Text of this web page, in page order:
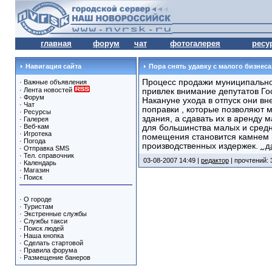
главная форум чат фотогалерея
Навигация сайта
· Важные объявления
· Лента новостей
· Форум
· Чат
· Ресурсы
· Галерея
· Веб-кам
· Игротека
· Погода
· Отправка SMS
· Тел. справочник
· Календарь
· Магазин
· Поиск
· О городе
· Туристам
· Экстренные службы
· Службы такси
· Поиск людей
· Наша кнопка
· Сделать стартовой
· Правила форума
· Размещение банеров
Пора снять удавку с малого бизнеса
Процесс продажи
привлек внимание депутатов
Накануне ухода в отпуск они
поправки , которые позволяют
здания, а сдавать их в аренду
для большинства малых и
помещения становится камнем
производственных издержек.
03-08-2007 14:49 | редактор| прочтений: